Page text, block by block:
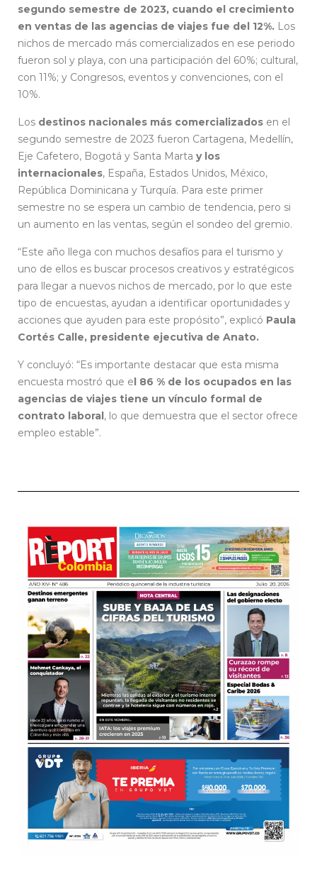
segundo semestre de 2023, cuando el crecimiento
en ventas de las agencias de viajes fue del 12%. Los
nichos de mercado más comercializados en ese periodo
fueron sol y playa, con una participación del 60%; cultural,
con 11%; y Congresos, eventos y convenciones, con el
10%.
Los destinos nacionales más comercializados en el
segundo semestre de 2023 fueron Cartagena, Medellín,
Eje Cafetero, Bogotá y Santa Marta y los
internacionales, España, Estados Unidos, México,
República Dominicana y Turquía. Para este primer
semestre no se espera un cambio de tendencia, pero si
un aumento en las ventas, según el sondeo del gremio.
“Este año llega con muchos desafíos para el turismo y
uno de ellos es buscar procesos creativos y estratégicos
para llegar a nuevos nichos de mercado, por lo que este
tipo de encuestas, ayudan a identificar oportunidades y
acciones que ayuden para este propósito”, explicó Paula
Cortés Calle, presidente ejecutiva de Anato.
Y concluyó: “Es importante destacar que esta misma
encuesta mostró que el 86 % de los ocupados en las
agencias de viajes tiene un vínculo formal de
contrato laboral, lo que demuestra que el sector ofrece
empleo estable”.